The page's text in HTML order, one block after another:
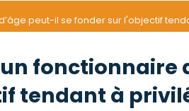
peut-il se fonder sur l'objectif
tendant à